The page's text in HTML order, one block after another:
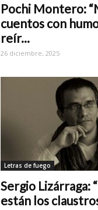
Pochi Montero:
cuentos con
reír...
26 diciembre, 2025
Letras de fuego
Sergio Lizárraga:
están los